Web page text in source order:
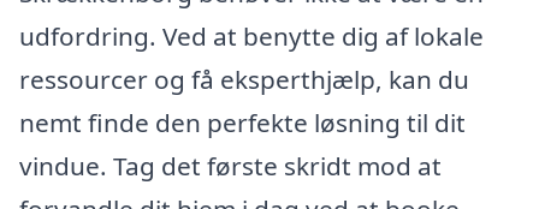
udfordring. Ved at benytte dig af lokale
ressourcer og få eksperthjælp, kan du
nemt finde den perfekte løsning til dit
vindue. Tag det første skridt mod at